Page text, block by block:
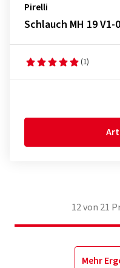
Pirelli
Schlauch MH 19 V1-
(1)
12von 21
Mehr